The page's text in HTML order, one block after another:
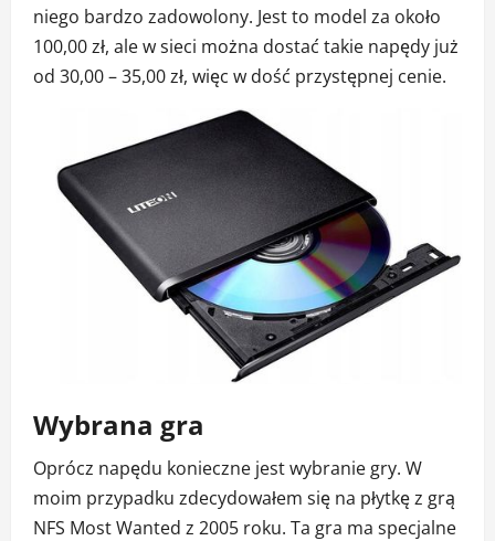
niego bardzo zadowolony. Jest to model za około
100,00 zł, ale w sieci można dostać takie napędy już
od 30,00 – 35,00 zł, więc w dość przystępnej cenie.
Wybrana gra
Oprócz napędu konieczne jest wybranie gry. W
moim przypadku zdecydowałem się na płytkę z grą
NFS Most Wanted z 2005 roku. Ta gra ma specjalne